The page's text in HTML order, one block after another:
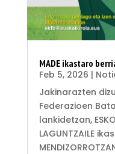
MADE ikastaro
Feb 5, 2026 |
Jakinarazten
Federazioen
lankidetzan,
LAGUNTZAILE